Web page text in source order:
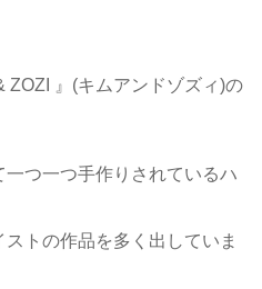
ZOZI 』(キムアンドゾズィ)の
つ一つ手作りされているハ
トの作品を多く出していま